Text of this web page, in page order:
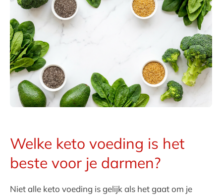
Welke keto voeding is het
beste voor je darmen?
Niet alle keto voeding is gelijk als het gaat om je